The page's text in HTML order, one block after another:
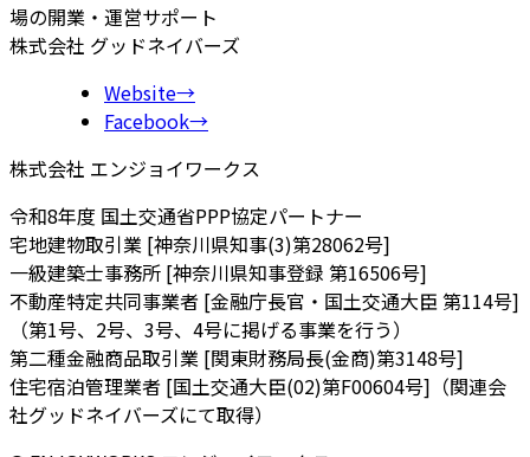
場の開業・運営サポート
株式会社 グッドネイバーズ
Website→
Facebook→
株式会社 エンジョイワークス
令和8年度 国土交通省PPP協定パートナー
宅地建物取引業 [神奈川県知事(3)第28062号]
一級建築士事務所 [神奈川県知事登録 第16506号]
不動産特定共同事業者 [金融庁長官・国土交通大臣 第114号]
（第1号、2号、3号、4号に掲げる事業を行う）
第二種金融商品取引業 [関東財務局長(金商)第3148号]
住宅宿泊管理業者 [国土交通大臣(02)第F00604号]（関連会
社グッドネイバーズにて取得）